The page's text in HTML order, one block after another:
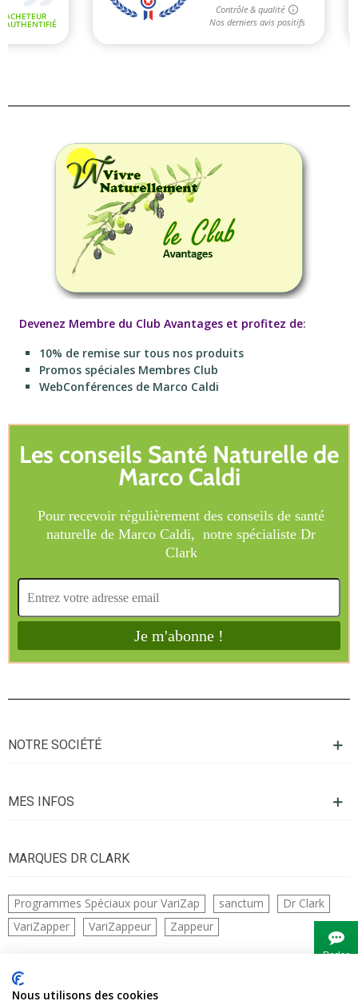
Devenez Membre du Club Avantages et profitez de:
10% de remise sur tous nos produits
Promos spéciales Membres Club
WebConférences de Marco Caldi
NOTRE SOCIÉTÉ
MES INFOS
MARQUES DR CLARK
Programmes Spéciaux pour VariZap sanctum
Dr Clark
VariZapper
VariZappeur Zappeur
CONTACTS
Parler
Nous utilisons des cookies